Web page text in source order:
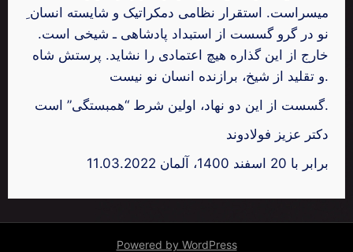
میسراست. استقرار نظامی دمکراتیک و شایسته انسان ِ
نو در گرو گسست از استبداد پادشاهی ـ شیخی است.
خارج از این گذاره هیچ اعتمادی را نشاید. پرستش شاه
و تقلید از شیخ، برازنده انسان نو نیست.
گسست از این دو نهاد، اولین شرط “همبستگی” است.
دکتر عزیز فولادوند
11.03.2022 برابر با 20 اسفند 1400، آلمان
Powered by WordPress